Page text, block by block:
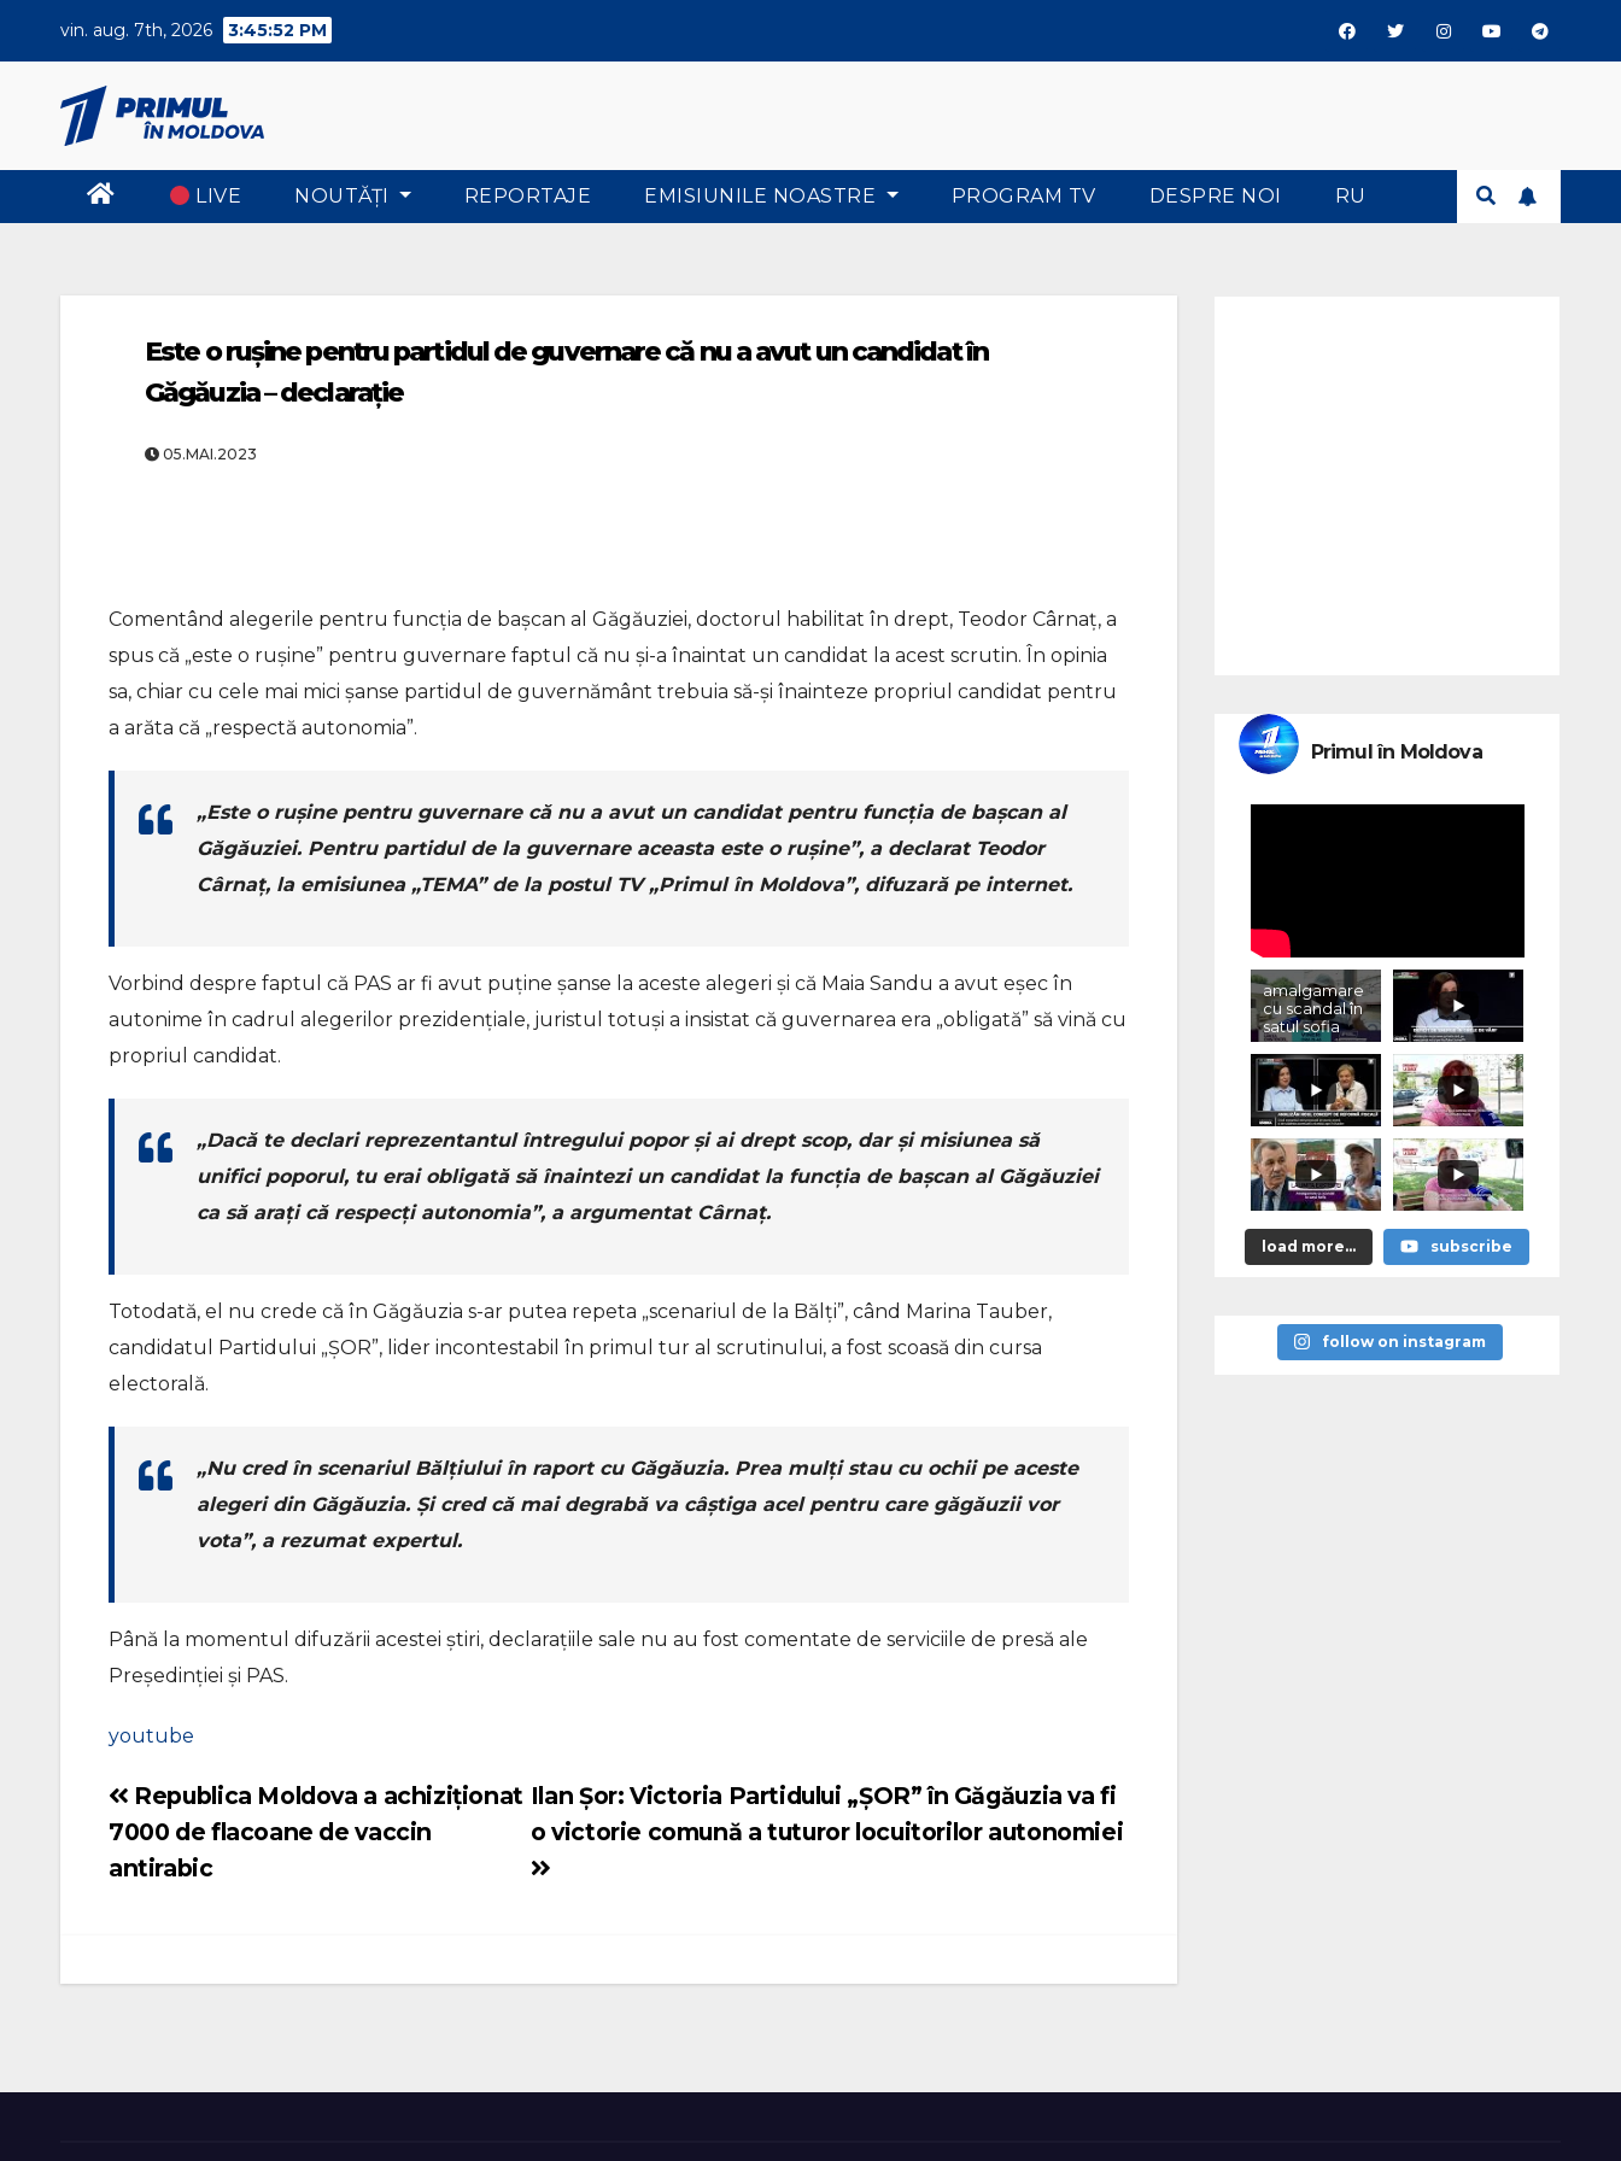
vin. aug. 7th, 2026 3:45:52 PM
LIVE NOUTĂŢI REPORTAJE EMISIUNILE NOASTRE PROGRAM TV DESPRE NOI RU
Este o rușine pentru partidul de guvernare că nu a avut un candidat în
Găgăuzia – declarație
05.MAI.2023
Comentând alegerile pentru funcția de bașcan al Găgăuziei, doctorul habilitat în drept, Teodor Cârnaț, a
spus că „este o rușine” pentru guvernare faptul că nu și-a înaintat un candidat la acest scrutin. În opinia
sa, chiar cu cele mai mici șanse partidul de guvernământ trebuia să-și înainteze propriul candidat pentru
a arăta că „respectă autonomia”.
„Este o rușine pentru guvernare că nu a avut un candidat pentru funcția de bașcan al
Găgăuziei. Pentru partidul de la guvernare aceasta este o rușine”, a declarat Teodor
Cârnaț, la emisiunea „TEMA” de la postul TV „Primul în Moldova”, difuzară pe internet.
Vorbind despre faptul că PAS ar fi avut puține șanse la aceste alegeri și că Maia Sandu a avut eșec în
autonime în cadrul alegerilor prezidențiale, juristul totuși a insistat că guvernarea era „obligată” să vină cu
propriul candidat.
„Dacă te declari reprezentantul întregului popor și ai drept scop, dar și misiunea să
unifici poporul, tu erai obligată să înaintezi un candidat la funcția de bașcan al Găgăuziei
ca să arați că respecți autonomia”, a argumentat Cârnaț.
Totodată, el nu crede că în Găgăuzia s-ar putea repeta „scenariul de la Bălți”, când Marina Tauber,
candidatul Partidului „ȘOR”, lider incontestabil în primul tur al scrutinului, a fost scoasă din cursa
electorală.
„Nu cred în scenariul Bălțiului în raport cu Găgăuzia. Prea mulți stau cu ochii pe aceste
alegeri din Găgăuzia. Și cred că mai degrabă va câștiga acel pentru care găgăuzii vor
vota”, a rezumat expertul.
Până la momentul difuzării acestei știri, declarațiile sale nu au fost comentate de serviciile de presă ale
Președinției și PAS.
youtube
Navigare
în
Ilan Șor: Victoria Partidului „ȘOR” în Găgăuzia va fi
o victorie comună a tuturor locuitorilor autonomiei
Republica Moldova a achiziționat
7000 de flacoane de vaccin
antirabic
Primul în Moldova
amalgamare
cu scandal în
satul sofia
load more... subscribe
follow on instagram